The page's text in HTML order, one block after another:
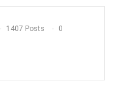
1407 Posts 0